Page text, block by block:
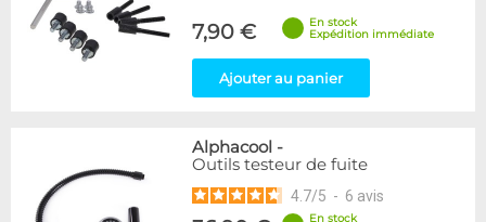
7,90 €
En stock
Expédition immédiate
Ajouter au panier
Alphacool -
Outils testeur de fuite
4.7/5 - 6 avis
En stock